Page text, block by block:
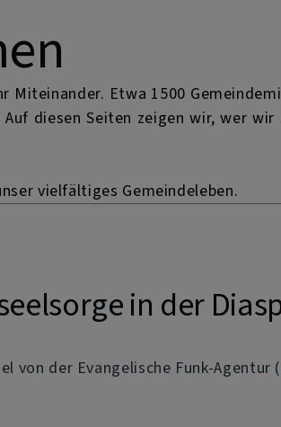
Miteinander. Etwa 1500
diesen Seiten zeigen wir, wer
vielfältiges Gemeindeleben.
in der
von der Evangelische Funk-Agentur